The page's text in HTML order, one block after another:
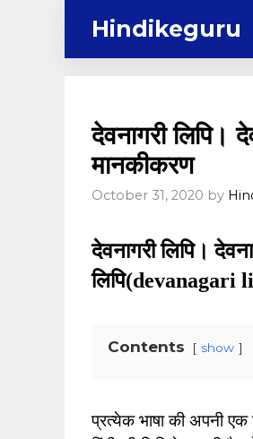
Hindikeguru
देवनागरी लिपि।
मानकीकरण
October 31, 2020 by
देवनागरी लिपि।
लिपि(devanagari
Contents show
प्रत्येक भाषा की अपनी एक